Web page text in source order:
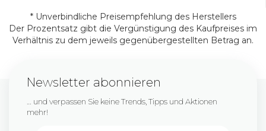
* Unverbindliche Preisempfehlung des Herstellers
Der Prozentsatz gibt die Vergünstigung des Kaufpreises im
Verhältnis zu dem jeweils gegenübergestellten Betrag an.
Newsletter abonnieren
… und verpassen Sie keine Trends, Tipps und Aktionen
mehr!